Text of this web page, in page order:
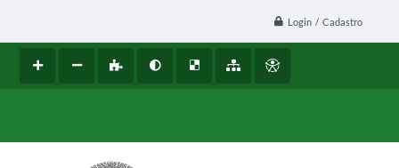
Login / Cadastro